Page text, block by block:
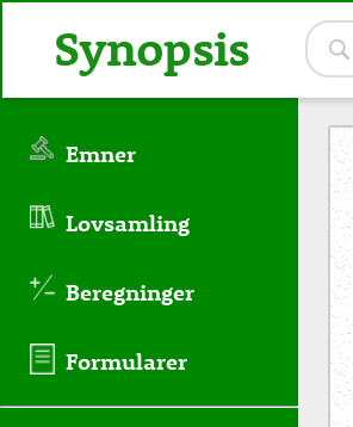
Emner
Lovsamling
Beregninger
Formularer
Synopsis